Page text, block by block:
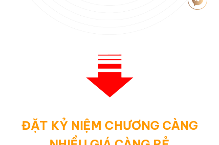
ĐẶT KỶ NIỆM CHƯƠNG CÀNG